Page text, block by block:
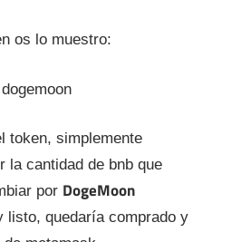
os lo muestro:
token, simplemente
la cantidad de bnb que
por DogeMoon
listo, quedaría comprado y